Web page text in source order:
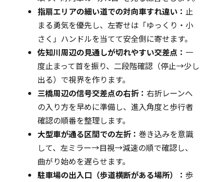
指扇エリアの細い道での対向車すれ違い：止
まる勇気を優先し、左寄せは「ゆっくり・小
さく」ハンドルを当てて安全側に寄せます。
佐知川周辺の見通しが切れやすい交差点： 一
度止まって首を振り、二段階確認（停止→少し
出る）で視界を作ります。
三橋周辺の信号交差点の右折：右折レーンへ
の入り方を早めに準備し、進入角度と歩行者
確認の順番を整理します。
大型車が通る区間での左折：巻き込みを意識
して、左ミラー→目視→減速の順で確認し、
曲がり始めを遅らせます。
駐車場の出入口（歩道横断がある場所）：歩